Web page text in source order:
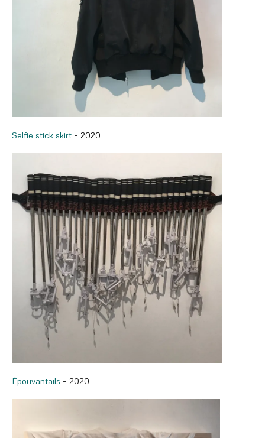
Selfie stick skirt – 2020
Épouvantails – 2020